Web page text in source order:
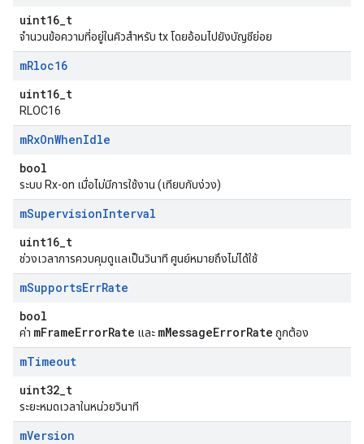
uint16_t
จำนวนข้อความที่อยู่ในคิวสำหรับ tx โดยอ้อมไปยังบัญชีย่อย
mRloc16
uint16_t
RLOC16
mRxOnWhenIdle
bool
ระบบ Rx-on เมื่อไม่มีการใช้งาน (เทียบกับง่วง)
mSupervisionInterval
uint16_t
ช่วงเวลาการควบคุมดูแลเป็นวินาที ศูนย์หมายถึงไม่ได้ใช้
mSupportsErrRate
bool
ค่า mFrameErrorRate และ mMessageErrorRate ถูกต้อง
mTimeout
uint32_t
ระยะหมดเวลาในหน่วยวินาที
mVersion